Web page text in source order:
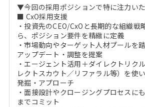
▼今回の採用ポジションで特に注力い
■ CxO採用支援
・投資先のCEO/CxOと長期的な組織戦
ら、ポジション要件を精緻に定義
・市場動向やターゲット人材プールを
アップデート・調整を提案
・エージェント活用＋ダイレクトリク
レクトスカウト／リファラル等）を使
発掘・アプローチ
・面接設計やクロージングプロセスに
までコミット